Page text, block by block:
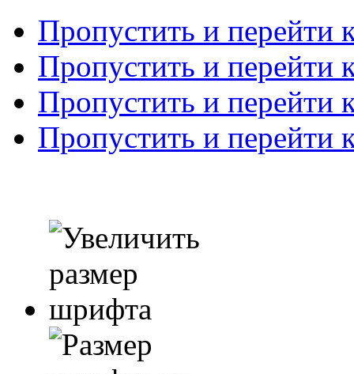
Пропустить и перейти
Пропустить и перейти
Пропустить и перейти
Пропустить и перейти